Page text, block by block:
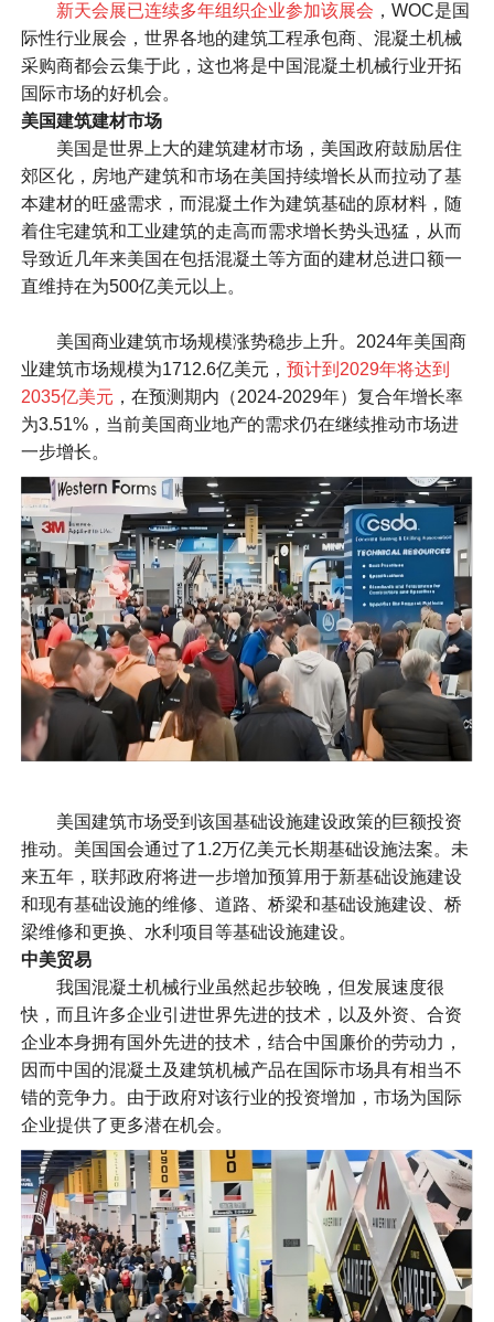
新天会展已连续多年组织企业参加该展会 ，WOC是国
际性行业展会，世界各地的建筑工程承包商、混凝土机械
采购商都会云集于此，这也将是中国混凝土机械行业开拓
国际市场的好机会。
美国建筑建材市场
美国是世界上大的建筑建材市场，美国政府鼓励居住
郊区化，房地产建筑和市场在美国持续增长从而拉动了基
本建材的旺盛需求，而混凝土作为建筑基础的原材料，随
着住宅建筑和工业建筑的走高而需求增长势头迅猛，从而
导致近几年来美国在包括混凝土等方面的建材总进口额一
直维持在为500亿美元以上。
美国商业建筑市场规模涨势稳步上升。2024年美国商
业建筑市场规模为1712.6亿美元， 预计到2029年将达到
2035亿美元 ，在预测期内（2024-2029年）复合年增长率
为3.51%，当前美国商业地产的需求仍在继续推动市场进
一步增长。
美国建筑市场受到该国基础设施建设政策的巨额投资
推动。美国国会通过了1.2万亿美元长期基础设施法案。未
来五年，联邦政府将进一步增加预算用于新基础设施建设
和现有基础设施的维修、道路、桥梁和基础设施建设、桥
梁维修和更换、水利项目等基础设施建设。
中美贸易
我国混凝土机械行业虽然起步较晚，但发展速度很
快，而且许多企业引进世界先进的技术，以及外资、合资
企业本身拥有国外先进的技术，结合中国廉价的劳动力，
因而中国的混凝土及建筑机械产品在国际市场具有相当不
错的竞争力。由于政府对该行业的投资增加，市场为国际
企业提供了更多潜在机会。